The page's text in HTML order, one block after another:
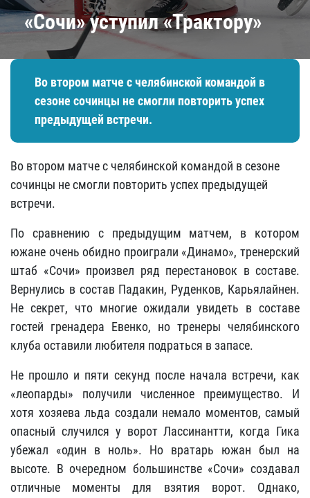
«Сочи» уступил «Трактору»
Во втором матче с челябинской командой в
сезоне сочинцы не смогли повторить успех
предыдущей встречи.
Во втором матче с челябинской командой в сезоне
сочинцы не смогли повторить успех предыдущей
встречи.
По сравнению с предыдущим матчем, в котором
южане очень обидно проиграли «Динамо», тренерский
штаб «Сочи» произвел ряд перестановок в составе.
Вернулись в состав Падакин, Руденков, Карьялайнен.
Не секрет, что многие ожидали увидеть в составе
гостей гренадера Евенко, но тренеры челябинского
клуба оставили любителя подраться в запасе.
Не прошло и пяти секунд после начала встречи, как
«леопарды» получили численное преимущество. И
хотя хозяева льда создали немало моментов, самый
опасный случился у ворот Лассинантти, когда Гика
убежал «один в ноль». Но вратарь южан был на
высоте. В очередном большинстве «Сочи» создавал
отличные моменты для взятия ворот. Однако,